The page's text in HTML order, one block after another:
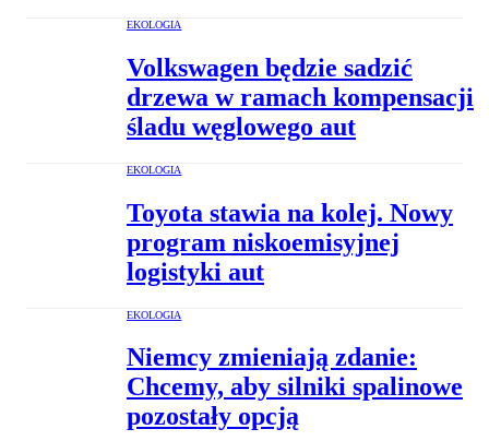
EKOLOGIA
Volkswagen będzie sadzić
drzewa w ramach kompensacji
śladu węglowego aut
EKOLOGIA
Toyota stawia na kolej. Nowy
program niskoemisyjnej
logistyki aut
EKOLOGIA
Niemcy zmieniają zdanie:
Chcemy, aby silniki spalinowe
pozostały opcją